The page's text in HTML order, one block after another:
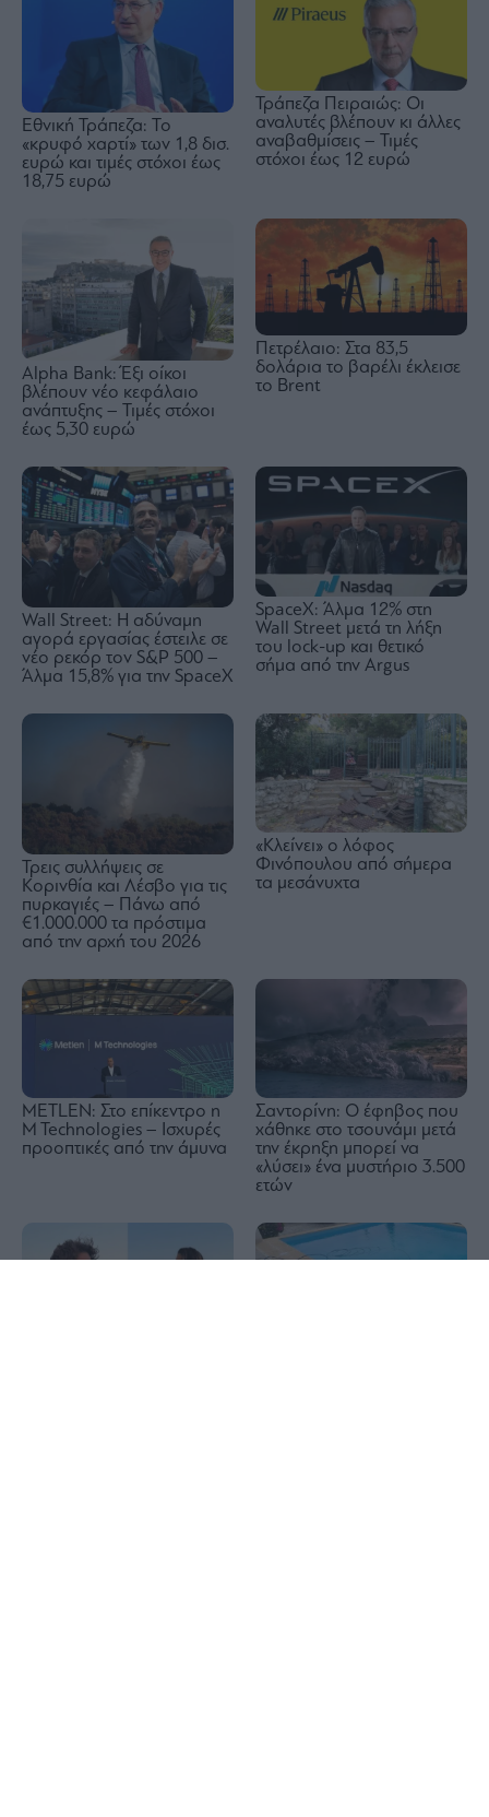
Εθνική Τράπεζα: Το
«κρυφό χαρτί» των 1,8 δισ.
ευρώ και τιμές στόχοι έως
18,75 ευρώ
Τράπεζα Πειραιώς: Οι
αναλυτές βλέπουν κι άλλες
αναβαθμίσεις – Τιμές
στόχοι έως 12 ευρώ
Alpha Bank: Έξι οίκοι
βλέπουν νέο κεφάλαιο
ανάπτυξης – Τιμές στόχοι
έως 5,30 ευρώ
Πετρέλαιο: Στα 83,5
δολάρια το βαρέλι έκλεισε
το Brent
Wall Street: Η αδύναμη
αγορά εργασίας έστειλε σε
νέο ρεκόρ τον S&P 500 –
Άλμα 15,8% για την SpaceX
SpaceX: Άλμα 12% στη
Wall Street μετά τη λήξη
του lock-up και θετικό
σήμα από την Argus
Τρεις συλλήψεις σε
Κορινθία και Λέσβο για τις
πυρκαγιές – Πάνω από
€1.000.000 τα πρόστιμα
από την αρχή του 2026
«Κλείνει» ο λόφος
Φινόπουλου από σήμερα
τα μεσάνυχτα
METLEN: Στο επίκεντρο η
M Technologies – Ισχυρές
προοπτικές από την άμυνα
Σαντορίνη: Ο έφηβος που
χάθηκε στο τσουνάμι μετά
την έκρηξη μπορεί να
«λύσει» ένα μυστήριο 3.500
ετών